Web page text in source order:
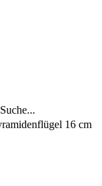
Suche...
16 cm